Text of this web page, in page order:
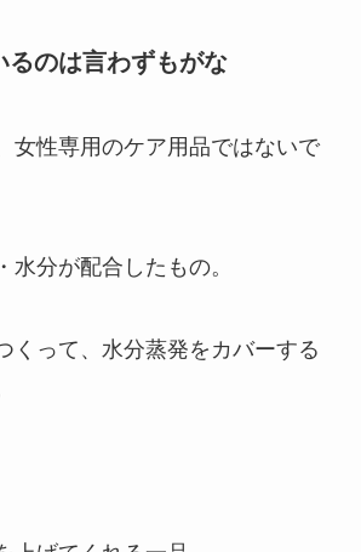
るのは言わずもがな
女性専用のケア用品ではないで
水分が配合したもの。
くって、 水分蒸発をカバーする